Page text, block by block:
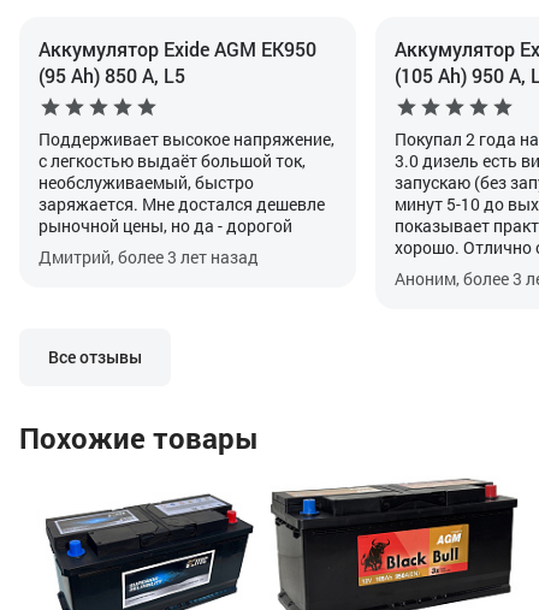
Аккумулятор Exide AGM EK950
(95 Ah) 850 А, L5
Поддерживает высокое напряжение,
с легкостью выдаёт большой ток,
необслуживаемый, быстро
заряжается. Мне достался дешевле
рыночной цены, но да - дорогой
Дмитрий, более 3 лет назад
Аккумулятор
(105 Ah) 950 А,
Покупал 2 года
3.0 дизель есть
запускаю (без
минут 5-10 до
показывает
хорошо. Отлично
своей функцией.
прописать после
Аноним, более 3
Все отзывы
Похожие товары